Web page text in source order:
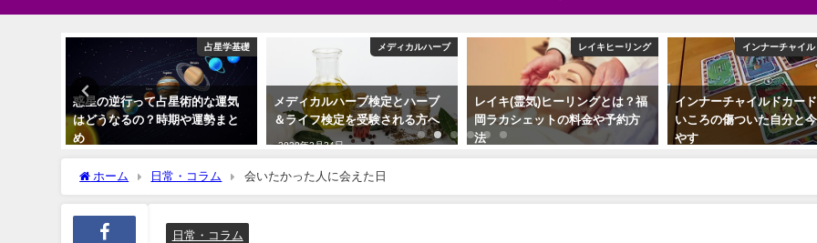
占星学基礎
惑星の逆行って占星術的な運気
はどうなるの？時期や運勢まと
め
メディカルハーブ
メディカルハーブ検定とハーブ
＆ライフ検定を受験される方へ
2020年2月24日
レイキヒーリング
レイキ(霊気)ヒーリングとは？福
岡ラカシェットの料金や予約方
法
インナーチャイ
インナーチャイルドカー
いころの傷ついた自分と
やす
ホーム 日常・コラム 会いたかった人に会えた日
日常・コラム